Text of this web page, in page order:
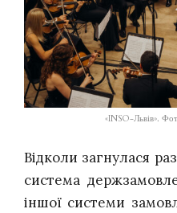
«INSO-Львів».
Відколи загнулася
система
іншої системи